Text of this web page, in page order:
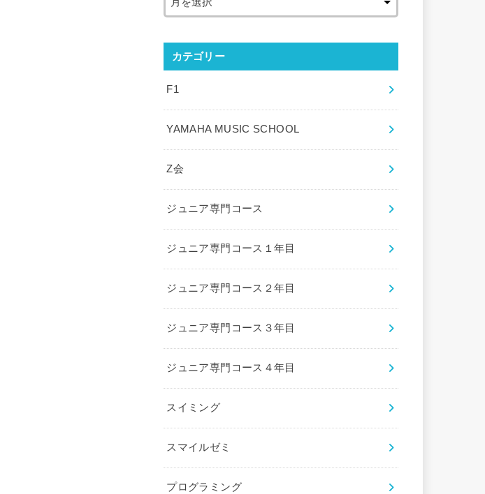
カテゴリー
F1
YAMAHA MUSIC SCHOOL
Z会
ジュニア専門コース
ジュニア専門コース１年目
ジュニア専門コース２年目
ジュニア専門コース３年目
ジュニア専門コース４年目
スイミング
スマイルゼミ
プログラミング